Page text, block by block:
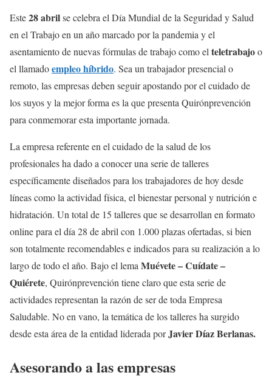
Este28 abrilse celebra el Día Mundial de la Seguridad y Salud
en el Trabajo en un año marcado por la pandemia y el
asentamiento de nuevas fórmulas de trabajo como el teletrabajoo
el llamadoempleo híbrido. Sea un trabajador presencial o
remoto, las empresas deben seguir apostando por el cuidado de
los suyos y la mejor forma es la que presenta Quirónprevención
para conmemorar esta importante jornada.
La empresa referente en el cuidado de la salud de los
profesionales ha dado a conocer una serie de talleres
específicamente diseñados para los trabajadores de hoy desde
líneas como la actividad física, el bienestar personal y nutrición e
hidratación. Un total de 15 talleres que se desarrollan en formato
online para el día 28 de abril con 1.000 plazas ofertadas, si bien
son totalmente recomendables e indicados para su realización a lo
largo de todo el año. Bajo el lema Muévete – Cuídate –
Quiérete, Quirónprevención tiene claro que esta serie de
actividades representan la razón de ser de toda Empresa
Saludable. No en vano, la temática de los talleres ha surgido
desde esta área de la entidad liderada porJavier Díaz Berlanas.
Asesorando a las empresas